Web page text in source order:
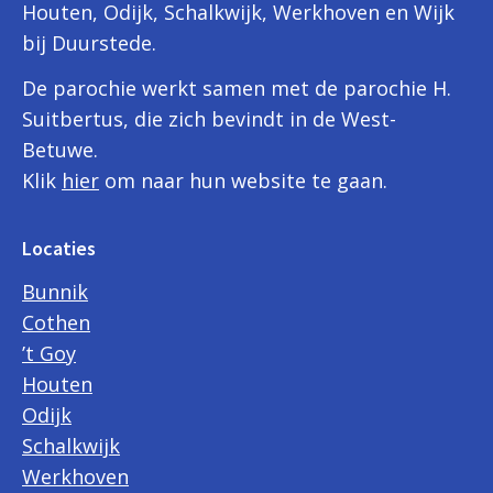
Houten, Odijk, Schalkwijk, Werkhoven en Wijk
bij Duurstede.
De parochie werkt samen met de parochie H.
Suitbertus, die zich bevindt in de West-
Betuwe.
Klik hier om naar hun website te gaan.
Locaties
Bunnik
Cothen
’t Goy
Houten
Odijk
Schalkwijk
Werkhoven